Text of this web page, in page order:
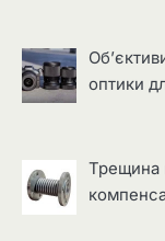
оптики
Трещина